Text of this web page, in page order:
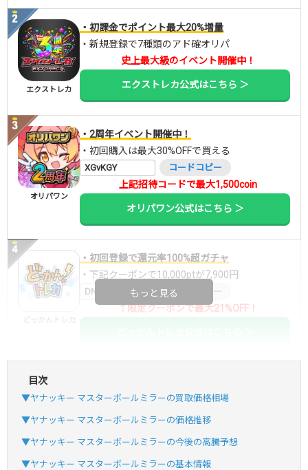
エクストレカ
・初課金でポイント最大20%増量
・新規登録で7種類のアド確オリパ
史上最大級のイベント開催中！
エクストレカ公式はこちら ＞
オリパワン
・2周年イベント開催中！
・初回購入は最大30%OFFで買える
XGvKGY コードコピー
上記招待コードで最大1,500coin
オリパワン公式はこちら ＞
・初回登録で還元率100%超ガチャ
・下記クーポンで10,000ptが7,900円
DNGBIF4X コードコピー
↑限定クーポンで最大21%OFF！
おりパンダ
・新規登録で6種類アド確解禁
SVGC7P コードコピー
もっと見る
目次
▼ヤナッキー マスターボールミラーの買取価格相場
▼ヤナッキー マスターボールミラーの価格推移
▼ヤナッキー マスターボールミラーの今後の高騰予想
▼ヤナッキー マスターボールミラーの基本情報